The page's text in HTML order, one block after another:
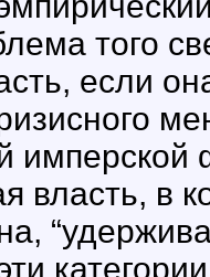
того
если
власть, в